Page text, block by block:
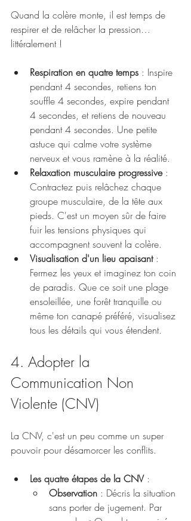
Quand la colère monte, il est temps de
respirer et de relâcher la pression…
littéralement !
Respiration en quatre temps : Inspire
pendant 4 secondes, retiens ton
souffle 4 secondes, expire pendant
4 secondes, et retiens de nouveau
pendant 4 secondes. Une petite
astuce qui calme votre système
nerveux et vous ramène à la réalité.
Relaxation musculaire progressive :
Contractez puis relâchez chaque
groupe musculaire, de la tête aux
pieds. C'est un moyen sûr de faire
fuir les tensions physiques qui
accompagnent souvent la colère.
Visualisation d'un lieu apaisant :
Fermez les yeux et imaginez ton coin
de paradis. Que ce soit une plage
ensoleillée, une forêt tranquille ou
même ton canapé préféré, visualisez
tous les détails qui vous étendent.
4. Adopter la
Communication Non
Violente (CNV)
La CNV, c'est un peu comme un super
pouvoir pour désamorcer les conflits.
Les quatre étapes de la CNV :
Observation : Décris la situation
sans porter de jugement. Par